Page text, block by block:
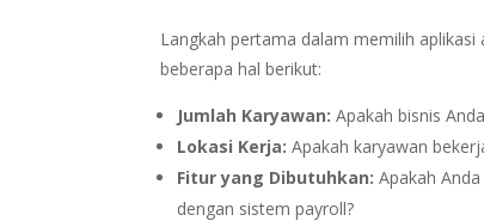
Langkah pertama dalam memilih
beberapa hal berikut:
Jumlah Karyawan: Apakah bisnis
Lokasi Kerja: Apakah karyawan
Fitur yang Dibutuhkan: Apakah
dengan sistem payroll?